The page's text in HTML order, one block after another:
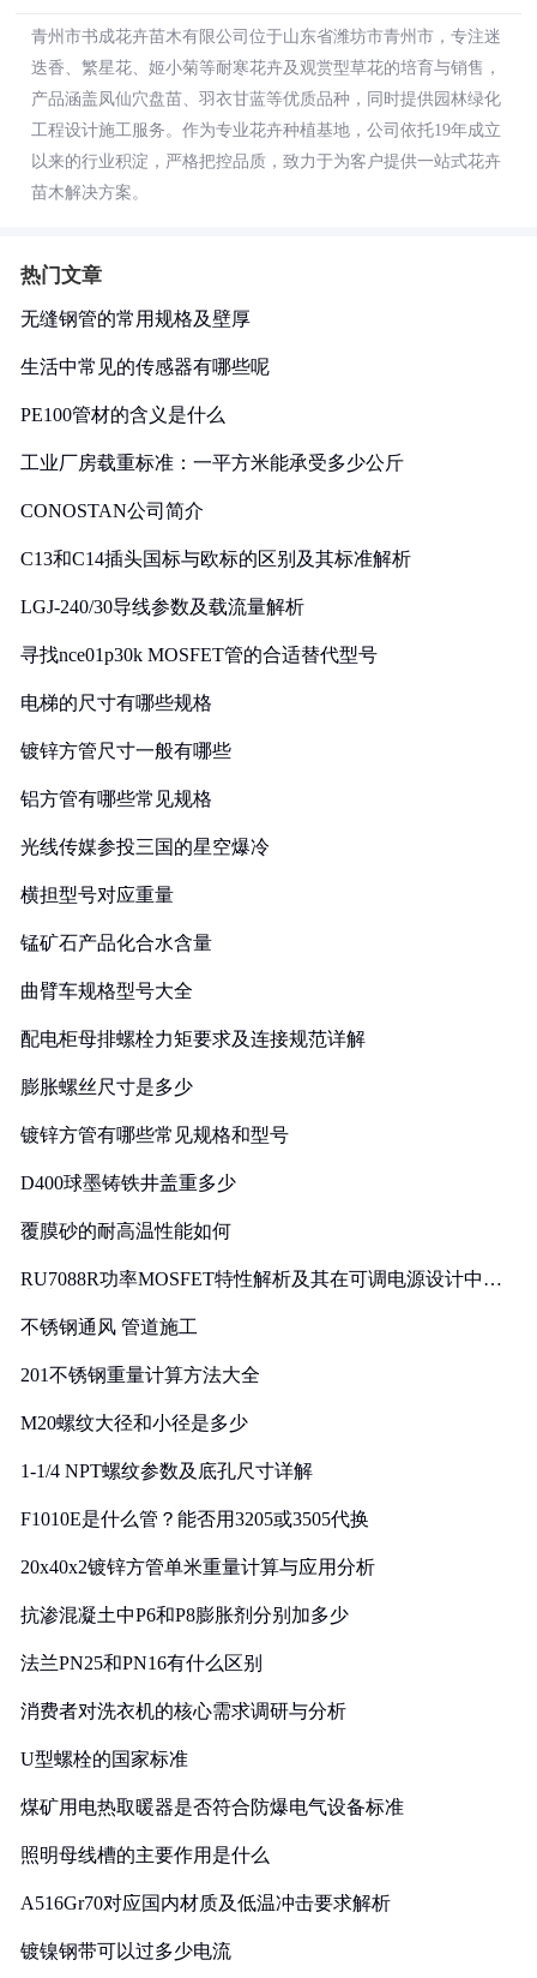
青州市书成花卉苗木有限公司位于山东省潍坊市青州市，专注迷
迭香、繁星花、姬小菊等耐寒花卉及观赏型草花的培育与销售，
产品涵盖凤仙穴盘苗、羽衣甘蓝等优质品种，同时提供园林绿化
工程设计施工服务。作为专业花卉种植基地，公司依托19年成立
以来的行业积淀，严格把控品质，致力于为客户提供一站式花卉
苗木解决方案。
热门文章
无缝钢管的常用规格及壁厚
生活中常见的传感器有哪些呢
PE100管材的含义是什么
工业厂房载重标准：一平方米能承受多少公斤
CONOSTAN公司简介
C13和C14插头国标与欧标的区别及其标准解析
LGJ-240/30导线参数及载流量解析
寻找nce01p30k MOSFET管的合适替代型号
电梯的尺寸有哪些规格
镀锌方管尺寸一般有哪些
铝方管有哪些常见规格
光线传媒参投三国的星空爆冷
横担型号对应重量
锰矿石产品化合水含量
曲臂车规格型号大全
配电柜母排螺栓力矩要求及连接规范详解
膨胀螺丝尺寸是多少
镀锌方管有哪些常见规格和型号
D400球墨铸铁井盖重多少
覆膜砂的耐高温性能如何
RU7088R功率MOSFET特性解析及其在可调电源设计中的
不锈钢通风 管道施工
201不锈钢重量计算方法大全
M20螺纹大径和小径是多少
1-1/4 NPT螺纹参数及底孔尺寸详解
F1010E是什么管？能否用3205或3505代换
20x40x2镀锌方管单米重量计算与应用分析
抗渗混凝土中P6和P8膨胀剂分别加多少
法兰PN25和PN16有什么区别
消费者对洗衣机的核心需求调研与分析
U型螺栓的国家标准
煤矿用电热取暖器是否符合防爆电气设备标准
照明母线槽的主要作用是什么
A516Gr70对应国内材质及低温冲击要求解析
镀镍钢带可以过多少电流